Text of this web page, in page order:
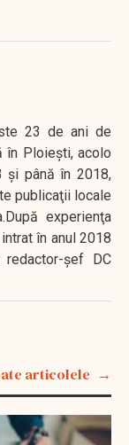
23 de ani de
în Ploieşti, acolo
şi până în 2018,
publicaţii locale
experienţa
în anul 2018
şef DC
articolele